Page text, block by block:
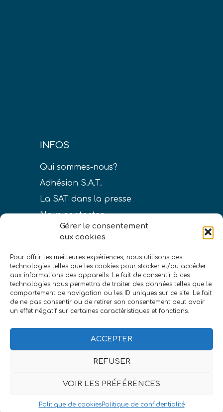
Gérer le consentement
aux cookies
Pour offrir les meilleures expériences, nous utilisons des
technologies telles que les cookies pour stocker et/ou accéder
aux informations des appareils. Le fait de consentir à ces
technologies nous permettra de traiter des données telles que le
comportement de navigation ou les ID uniques sur ce site. Le fait
de ne pas consentir ou de retirer son consentement peut avoir
un effet négatif sur certaines caractéristiques et fonctions.
ACCEPTER
REFUSER
VOIR LES PRÉFÉRENCES
Politique de cookiesPolitique de confidentialité
INFOS
Qui sommes-nous?
Adhésion S.A.T.
La SAT dans la presse
Nous contacter
LIENS
Conditions générales de vente
Politique de confidentialité
©Société astronomique de Touraine|eszett